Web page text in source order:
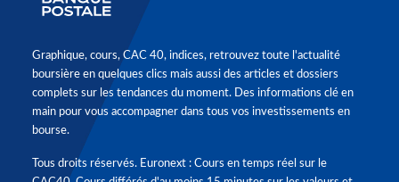
Graphique, cours, CAC 40, indices, retrouvez toute l'actualité
boursière en quelques clics mais aussi des articles et dossiers
complets sur les tendances du moment. Des informations clé en
main pour vous accompagner dans tous vos investissements en
bourse.
Tous droits réservés. Euronext : Cours en temps réel sur le